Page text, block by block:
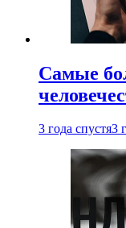
Самые
3 года спустя3